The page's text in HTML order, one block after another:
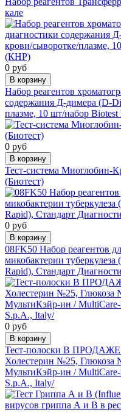
кале
0 руб
В корзину
Набор реагентов
содержания Д-димера (D-
плазме, 10 шт/набор
0 руб
В корзину
Тест-система Миоглобин-
(Биотест)
0 руб
В корзину
08FK50 Набор реагентов
микобактерии
Rapid), Стандарт
0 руб
В корзину
Тест-полоски В ПРОДАЖЕ
Холестерин №25,
МультиКэйр-ин / MultiCare-
S.p.A., Italy/